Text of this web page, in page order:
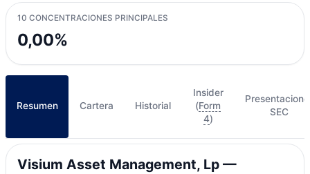
10 CONCENTRACIONES PRINCIPALES
0,00%
Resumen Cartera Historial
Insider
(Form
4)
SEC
Visium Asset Management, Lp —